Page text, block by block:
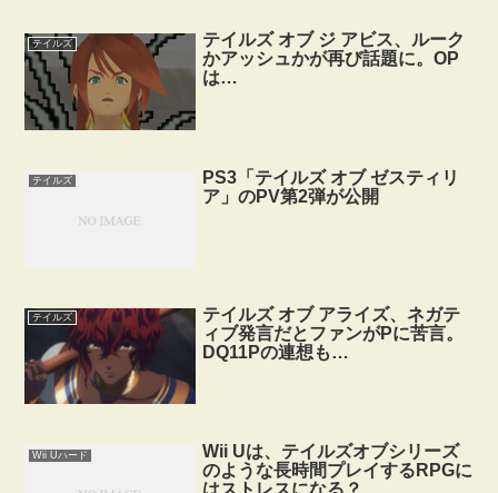
テイルズ
テイルズ オブ ジ アビス、ルーク
かアッシュかが再び話題に。OP
は…
テイルズ
PS3「テイルズ オブ ゼスティリ
ア」のPV第2弾が公開
テイルズ
テイルズ オブ アライズ、ネガテ
ィブ発言だとファンがPに苦言。
DQ11Pの連想も…
Wii Uハード
Wii Uは、テイルズオブシリーズ
のような長時間プレイするRPGに
はストレスになる？